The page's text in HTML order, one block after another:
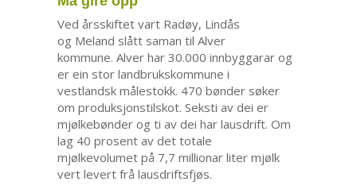
Ved årsskiftet vart Radøy, Lindås
og Meland slått saman til Alver
kommune. Alver har 30.000 innbyggarar og
er ein stor landbrukskommune i
vestlandsk målestokk. 470 bønder søker
om produksjonstilskot. Seksti av dei er
mjølkebønder og ti av dei har lausdrift. Om
lag 40 prosent av det totale
mjølkevolumet på 7,7 millionar liter mjølk
vert levert frå lausdriftsfjøs.